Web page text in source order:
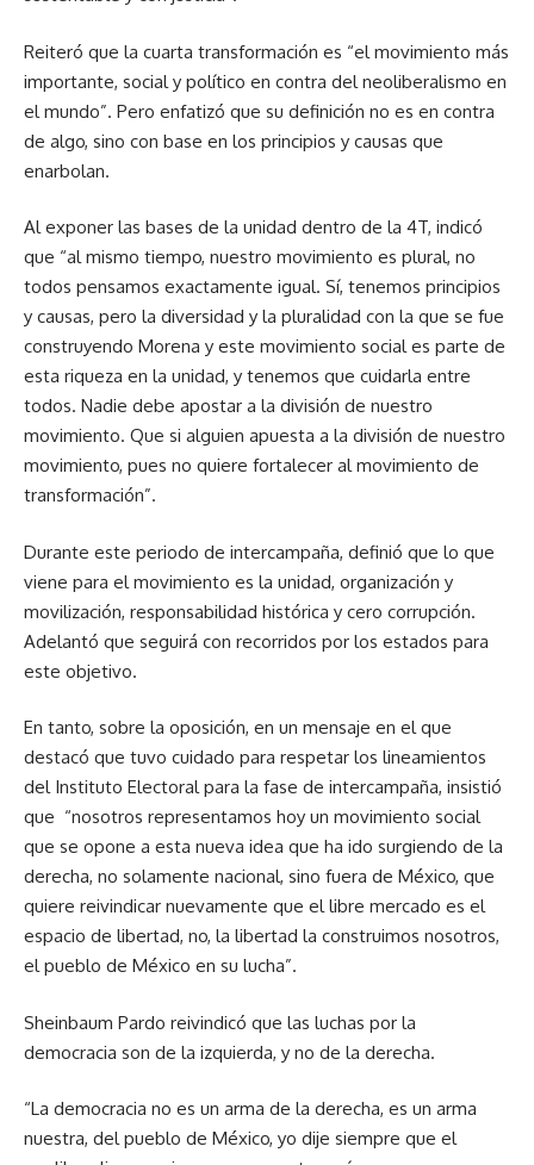
Reiteró que la cuarta transformación es “el movimiento más
importante, social y político en contra del neoliberalismo en
el mundo”. Pero enfatizó que su definición no es en contra
de algo, sino con base en los principios y causas que
enarbolan.
Al exponer las bases de la unidad dentro de la 4T, indicó
que “al mismo tiempo, nuestro movimiento es plural, no
todos pensamos exactamente igual. Sí, tenemos principios
y causas, pero la diversidad y la pluralidad con la que se fue
construyendo Morena y este movimiento social es parte de
esta riqueza en la unidad, y tenemos que cuidarla entre
todos. Nadie debe apostar a la división de nuestro
movimiento. Que si alguien apuesta a la división de nuestro
movimiento, pues no quiere fortalecer al movimiento de
transformación”.
Durante este periodo de intercampaña, definió que lo que
viene para el movimiento es la unidad, organización y
movilización, responsabilidad histórica y cero corrupción.
Adelantó que seguirá con recorridos por los estados para
este objetivo.
En tanto, sobre la oposición, en un mensaje en el que
destacó que tuvo cuidado para respetar los lineamientos
del Instituto Electoral para la fase de intercampaña, insistió
que “nosotros representamos hoy un movimiento social
que se opone a esta nueva idea que ha ido surgiendo de la
derecha, no solamente nacional, sino fuera de México, que
quiere reivindicar nuevamente que el libre mercado es el
espacio de libertad, no, la libertad la construimos nosotros,
el pueblo de México en su lucha”.
Sheinbaum Pardo reivindicó que las luchas por la
democracia son de la izquierda, y no de la derecha.
“La democracia no es un arma de la derecha, es un arma
nuestra, del pueblo de México, yo dije siempre que el